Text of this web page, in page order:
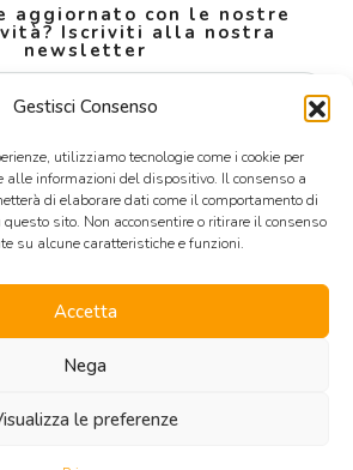
Gestisci Consenso
utilizziamo tecnologie come i cookie per
alle informazioni del dispositivo. Il consenso a
di elaborare dati come il comportamento di
sito. Non acconsentire o ritirare il consenso
su alcune caratteristiche e funzioni.
Accetta
Nega
le preferenze
aggiornato con le nostre
Iscriviti alla nostra
newsletter
Iscrivimi
Via Grazzano 51, Udine (UD) +39